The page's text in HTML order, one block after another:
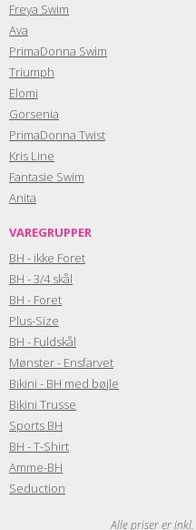
Freya Swim
Ava
PrimaDonna Swim
Triumph
Elomi
Gorsenia
PrimaDonna Twist
Kris Line
Fantasie Swim
Anita
VAREGRUPPER
BH - ikke Foret
BH - 3/4 skål
BH - Foret
Plus-Size
BH - Fuldskål
Mønster - Ensfarvet
Bikini - BH med bøjle
Bikini Trusse
Sports BH
BH - T-Shirt
Amme-BH
Seduction
Alle priser er